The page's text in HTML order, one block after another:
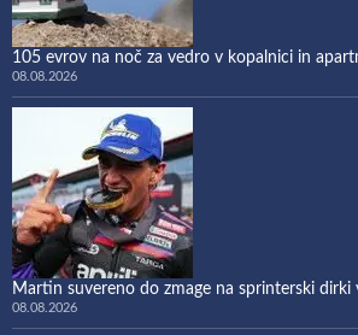
105 evrov na noč za vedro v kopalnici in
08.08.2026
Martin suvereno do zmage na sprinterski dirki
08.08.2026